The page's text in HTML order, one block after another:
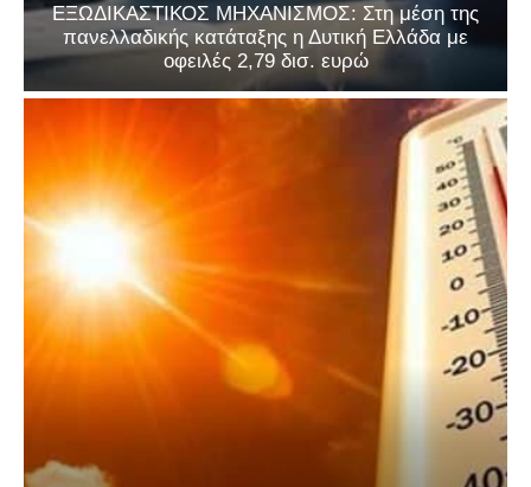
ΕΞΩΔΙΚΑΣΤΙΚΟΣ ΜΗΧΑΝΙΣΜΟΣ: Στη μέση της
πανελλαδικής κατάταξης η Δυτική Ελλάδα με
οφειλές 2,79 δισ. ευρώ